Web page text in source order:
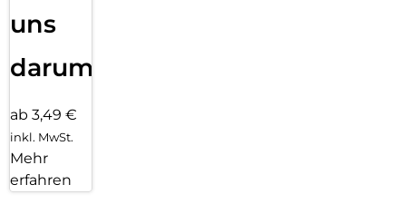
uns
darum!
ab 3,49 €
inkl. MwSt.
Mehr
erfahren